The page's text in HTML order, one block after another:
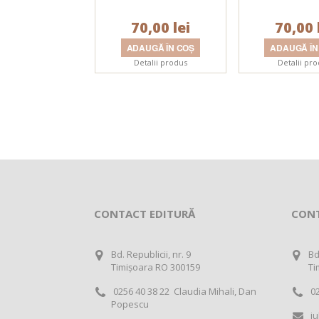
din anul 2025 la
Timişoara
70,00 lei
Detalii produs
din anul
70,00
Detalii
CONTACT EDITURĂ
Bd. Republicii, nr. 9
Timișoara RO 300159
0256 40 38 22 Claudia Mihali, Dan
Popescu